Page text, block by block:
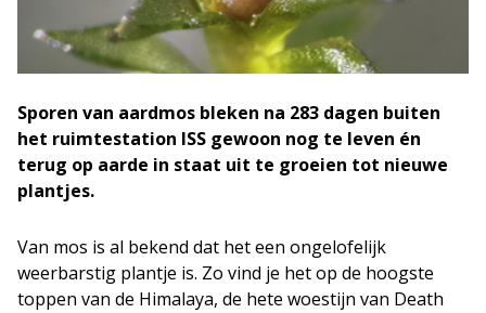
Sporen van aardmos bleken na 283 dagen buiten
het ruimtestation ISS gewoon nog te leven én
terug op aarde in staat uit te groeien tot nieuwe
plantjes.
Van mos is al bekend dat het een ongelofelijk
weerbarstig plantje is. Zo vind je het op de hoogste
toppen van de Himalaya, de hete woestijn van Death